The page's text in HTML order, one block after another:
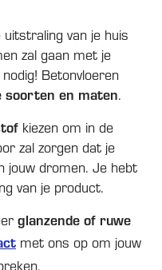
van je huis
zal gaan met je
Betonvloeren
soorten en maten.
kiezen om in de
zal zorgen dat je
jouw dromen. Je hebt
van je product.
glanzende of ruwe
met ons op om jouw